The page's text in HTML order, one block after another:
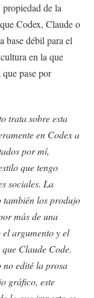
de la
Codex, Claude o
base débil para el
en la que
pase por
trata sobre esta
en Codex a
por mí,
que tengo
sociales. La
también los produjo
más de una
argumento y el
Claude Code.
edité la prosa
gráfico, este